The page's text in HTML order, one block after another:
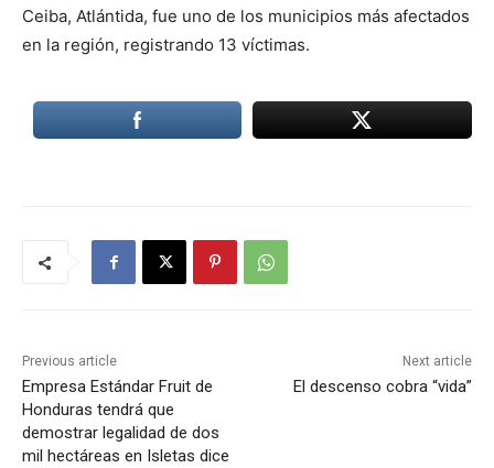
Ceiba, Atlántida, fue uno de los municipios más afectados
en la región, registrando 13 víctimas.
Previous article
Empresa Estándar Fruit de
Honduras tendrá que
demostrar legalidad de dos
mil hectáreas en Isletas dice
Next article
El descenso cobra “vida”